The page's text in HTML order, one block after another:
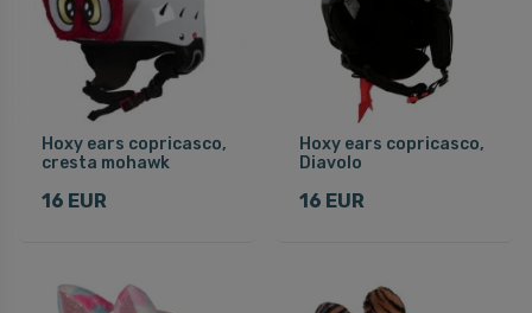
Hoxy ears copricasco,
cresta mohawk
16 EUR
Hoxy ears copricasco,
Diavolo
16 EUR